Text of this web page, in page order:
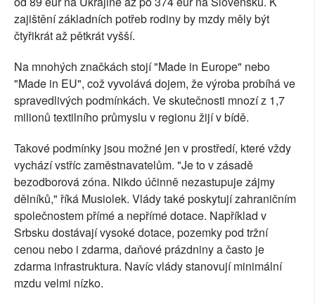
zajištění základních potřeb rodiny by mzdy měly být
čtyřikrát až pětkrát vyšší.
Na mnohých značkách stojí "Made in Europe" nebo
"Made in EU", což vyvolává dojem, že výroba probíhá ve
spravedlivých podmínkách. Ve skutečnosti mnozí z 1,7
milionů textilního průmyslu v regionu žijí v bídě.
Takové podmínky jsou možné jen v prostředí, které vždy
vychází vstříc zaměstnavatelům. "Je to v zásadě
bezodborová zóna. Nikdo účinně nezastupuje zájmy
dělníků," říká Musiolek. Vlády také poskytují zahraničním
společnostem přímé a nepřímé dotace. Například v
Srbsku dostávají vysoké dotace, pozemky pod tržní
cenou nebo i zdarma, daňové prázdniny a často je
zdarma infrastruktura. Navíc vlády stanovují minimální
mzdu velmi nízko.